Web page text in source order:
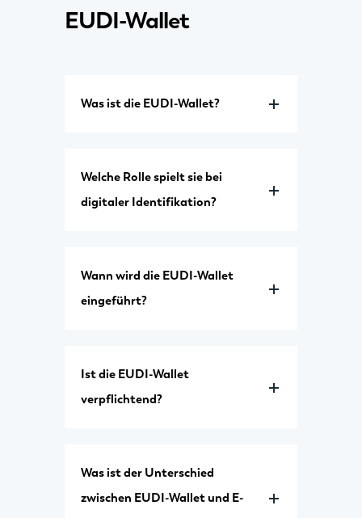
EUDI-Wallet
Was ist die EUDI-Wallet?
Welche Rolle spielt sie bei
digitaler Identifikation?
Wann wird die EUDI-Wallet
eingeführt?
Ist die EUDI-Wallet
verpflichtend?
Was ist der Unterschied
zwischen EUDI-Wallet und E-